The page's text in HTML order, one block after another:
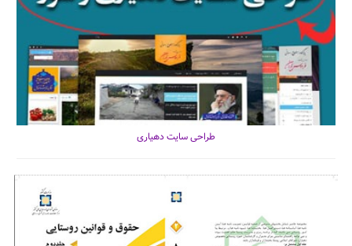
طراحی سایت دهیاری